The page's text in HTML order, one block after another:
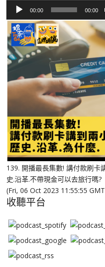
播
放
器
00:00 00:00
139. 開播最長集數! 講付款刷卡
史.沿革.不帶現金可以去旅行嗎?
(Fri, 06 Oct 2023 11:55:55
收聽平台